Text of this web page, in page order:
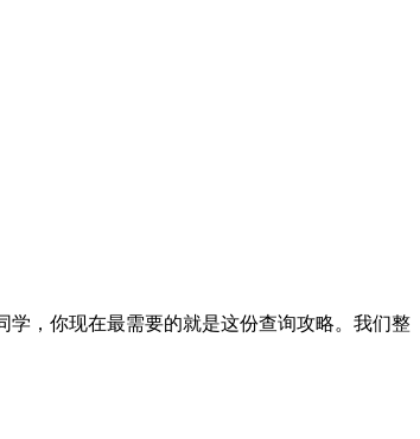
学，你现在最需要的就是这份查询攻略。我们整